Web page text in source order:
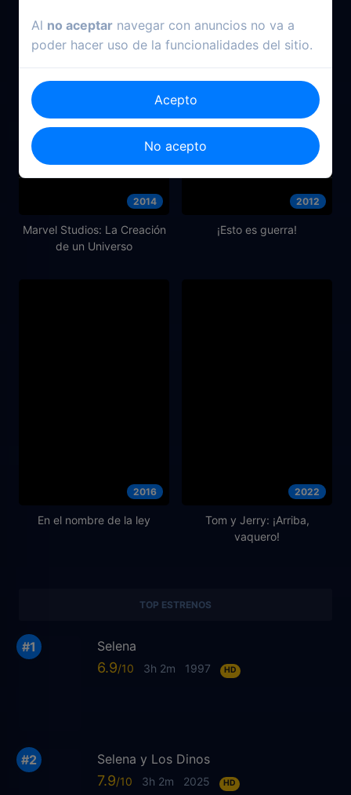
2014
Marvel Studios: La Creación
de un Universo
2012
¡Esto es guerra!
2016
En el nombre de la ley
2022
Tom y Jerry: ¡Arriba,
vaquero!
TOP ESTRENOS
Selena
6.9 3h 2m 1997 HD
Selena y Los Dinos
7.9 3h 2m 2025 HD
Al no aceptar navegar con anuncios no va a
poder hacer uso de la funcionalidades del sitio.
Acepto
No acepto